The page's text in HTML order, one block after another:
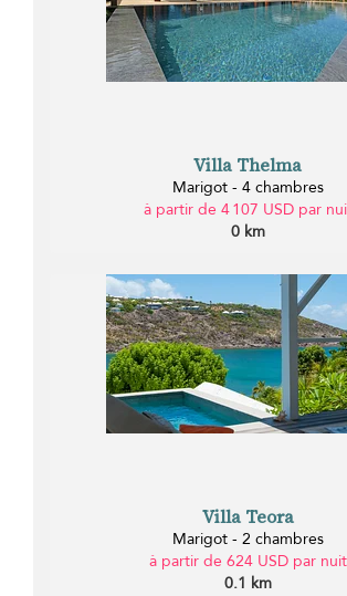
Villa Thelma
Marigot - 4 chambres
à partir de 4 107 USD par
0 km
Villa Teora
Marigot - 2 chambres
à partir de 624 USD par nuit
0.1 km